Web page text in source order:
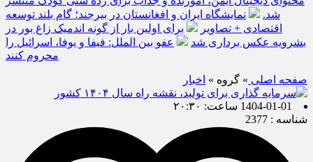
شد.
نمایشگاه ایران و افغانستان در بیرجند؛ گام بلند توسعه
اقتصادی + تصاویر
برای اولین بار از گونه اندمیک زاغ بور در
بشرویه عکس برداری شد
عفو بین الملل: فیفا و یوفا، اسرائیل را
محروم کنند
صفحه اصلی » گروه » اخبار
1404-01-01 ساعت: ۲۰:۳۰
شناسه : 2377